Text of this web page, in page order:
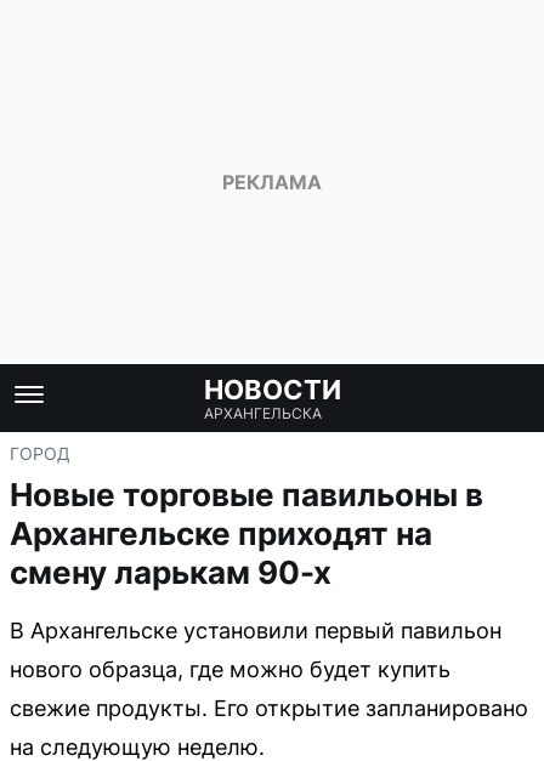
НОВОСТИ
АРХАНГЕЛЬСКА
ГОРОД
Новые торговые павильоны в
Архангельске приходят на
смену ларькам 90-х
В Архангельске установили первый павильон
нового образца, где можно будет купить
свежие продукты. Его открытие запланировано
на следующую неделю.